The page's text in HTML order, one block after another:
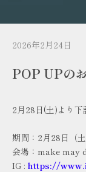
2026年2月24日
POP UPの
2月28日(土)より下
期間：2月28日（
会場：make may
IG : https://